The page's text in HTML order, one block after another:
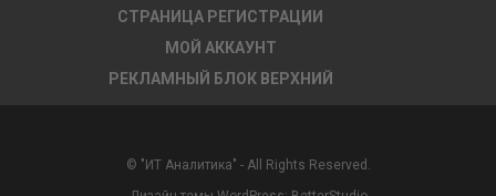
СТРАНИЦА РЕГИСТРАЦИИ
МОЙ АККАУНТ
РЕКЛАМНЫЙ БЛОК ВЕРХНИЙ
© "ИТ Аналитика" - All Rights Reserved.